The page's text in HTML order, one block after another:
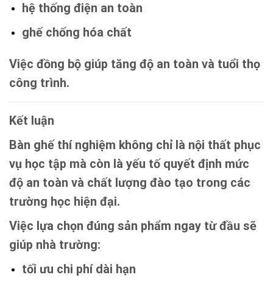
hệ thống điện an toàn
ghế chống hóa chất
Việc đồng bộ giúp tăng độ an toàn và tuổi thọ
công trình.
Kết luận
Bàn ghế thí nghiệm không chỉ là nội thất phục
vụ học tập mà còn là yếu tố quyết định mức
độ an toàn và chất lượng đào tạo trong các
trường học hiện đại.
Việc lựa chọn đúng sản phẩm ngay từ đầu sẽ
giúp nhà trường:
tối ưu chi phí dài hạn